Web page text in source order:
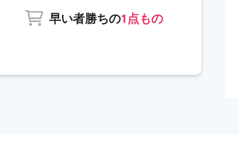
早い者勝ちの1点もの